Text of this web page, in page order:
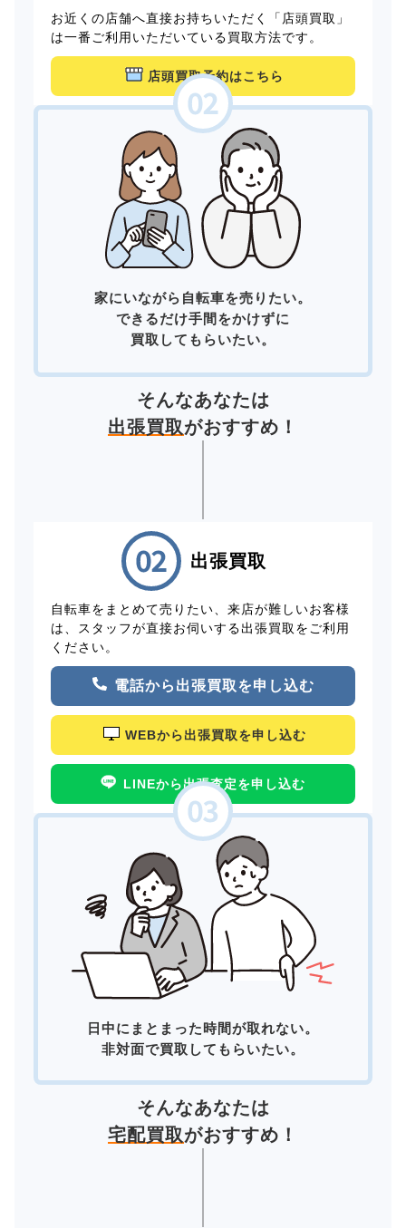
お近くの店舗へ直接お持ちいただく「店頭買取」
は一番ご利用いただいている買取方法です。
店頭買取予約はこちら
家にいながら自転車を売りたい。
できるだけ手間をかけずに
買取してもらいたい。
そんなあなたは
出張買取がおすすめ！
出張買取
自転車をまとめて売りたい、来店が難しいお客様
は、スタッフが直接お伺いする出張買取をご利用
ください。
電話から出張買取を申し込む
WEBから出張買取を申し込む
LINEから出張査定を申し込む
日中にまとまった時間が取れない。
非対面で買取してもらいたい。
そんなあなたは
宅配買取がおすすめ！